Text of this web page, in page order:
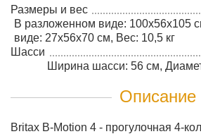
Размеры и вес
В разложенном виде: 100x56x105
виде: 27x56x70 см, Вес: 10,5 кг
Шасси
Ширина шасси: 56 см,
Описание
Britax B-Motion 4 - прогулочная 4-